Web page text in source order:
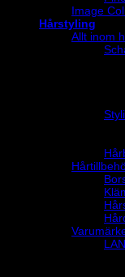
Image
Hårstyling
Allt inom